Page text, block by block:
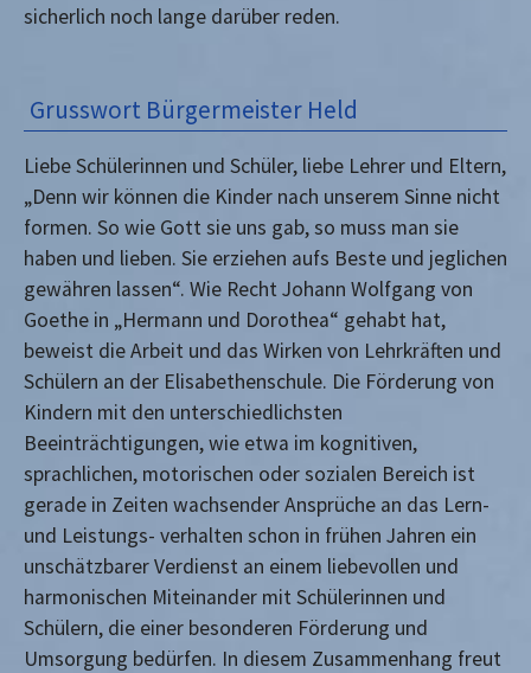
sicherlich noch lange darüber reden.
Grusswort Bürgermeister Held
Liebe Schülerinnen und Schüler, liebe Lehrer und Eltern,
„Denn wir können die Kinder nach unserem Sinne nicht
formen. So wie Gott sie uns gab, so muss man sie
haben und lieben. Sie erziehen aufs Beste und jeglichen
gewähren lassen“. Wie Recht Johann Wolfgang von
Goethe in „Hermann und Dorothea“ gehabt hat,
beweist die Arbeit und das Wirken von Lehrkräften und
Schülern an der Elisabethenschule. Die Förderung von
Kindern mit den unterschiedlichsten
Beeinträchtigungen, wie etwa im kognitiven,
sprachlichen, motorischen oder sozialen Bereich ist
gerade in Zeiten wachsender Ansprüche an das Lern-
und Leistungs- verhalten schon in frühen Jahren ein
unschätzbarer Verdienst an einem liebevollen und
harmonischen Miteinander mit Schülerinnen und
Schülern, die einer besonderen Förderung und
Umsorgung bedürfen. In diesem Zusammenhang freut